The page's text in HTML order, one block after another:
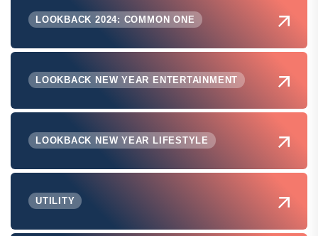
LOOKBACK 2024: COMMON ONE
LOOKBACK NEW YEAR ENTERTAINMENT
LOOKBACK NEW YEAR LIFESTYLE
UTILITY